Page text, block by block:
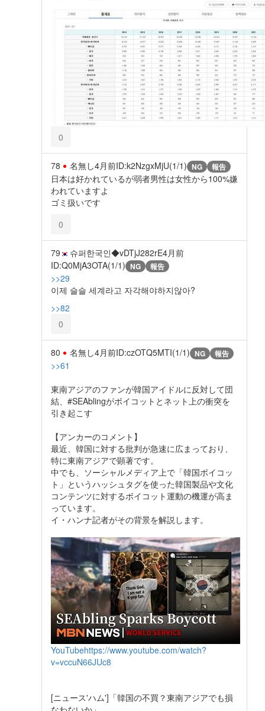
0
78 名無し4月前ID:k2NzgxMjU(1/1) NG 報告
日本は好かれているが弱者男性は女性から100%嫌
われていますよ
ゴミ扱いです
0
79 슈퍼한국인◆vDTjJ282rE4月前
ID:Q0MjA3OTA(1/1) NG 報告
>>29
이제 슬슬 세계라고 자각해야하지않아?
>>82
0
80 名無し4月前ID:czOTQ5MTI(1/1) NG 報告
>>61
東南アジアのファンが韓国アイドルに反対して団
結、#SEAblingがボイコットとネット上の衝突を
引き起こす
【アンカーのコメント】
最近、韓国に対する批判が急速に広まっており、
特に東南アジアで顕著です。
中でも、ソーシャルメディア上で「韓国ボイコッ
ト」というハッシュタグを使った韓国製品や文化
コンテンツに対するボイコット運動の機運が高ま
っています。
イ・ハンナ記者がその背景を解説します。
YouTubehttps://www.youtube.com/watch?
v=vccuN66JUc8
[ニュース'ハム']「韓国の不買？東南アジアでも損